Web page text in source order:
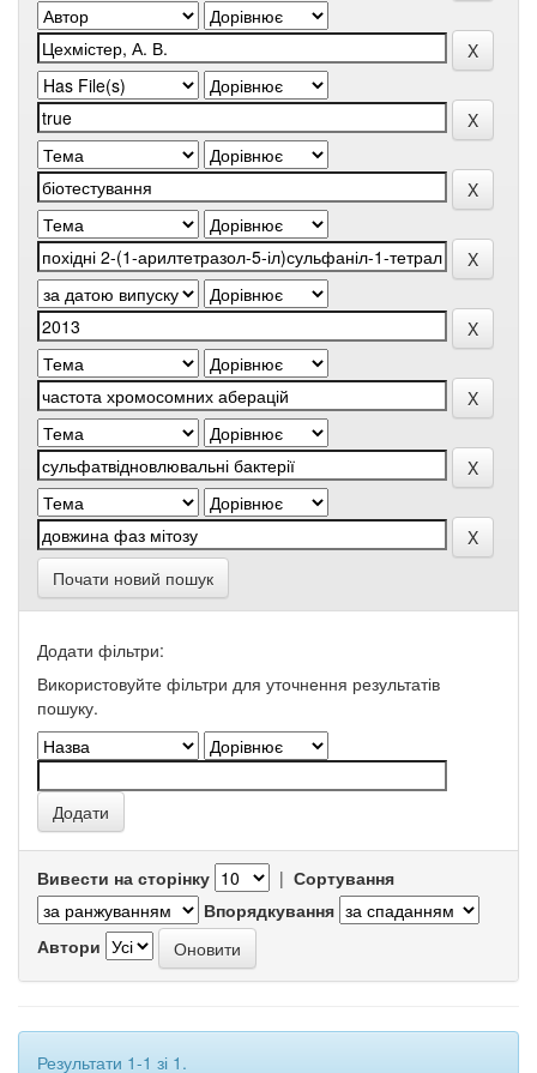
Почати новий пошук
Додати фільтри:
Використовуйте фільтри для уточнення результатів
пошуку.
Вивести на сторінку | Сортування
Впорядкування
Автори
Результати 1-1 зі 1.